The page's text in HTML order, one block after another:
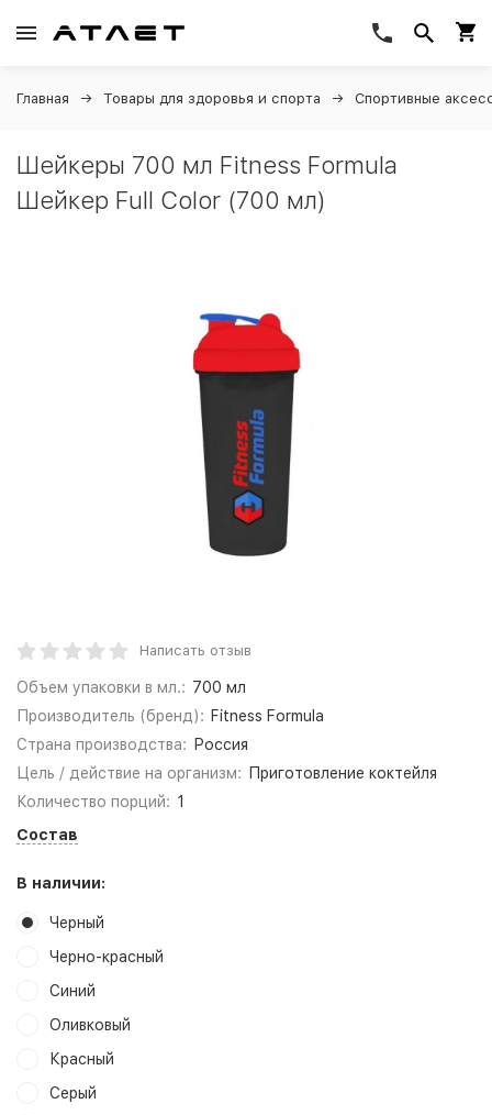
Главная Товары для здоровья и спорта Спортивные
Шейкеры 700 мл Fitness Formula
Шейкер Full Color (700 мл)
Написать отзыв
Объем упаковки в мл.: 700 мл
Производитель (бренд): Fitness Formula
Страна производства:
Россия
Цель / действие на организм:
Приготовление коктейля
Количество порций: 1
Состав
В наличии:
Черный
Черно-красный
Синий
Оливковый
Красный
Серый